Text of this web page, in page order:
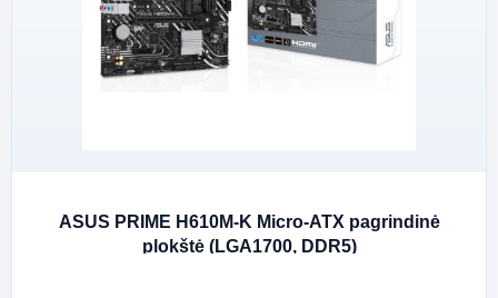
ASUS PRIME H610M-K Micro-ATX pagrindinė
plokštė (LGA1700, DDR5)